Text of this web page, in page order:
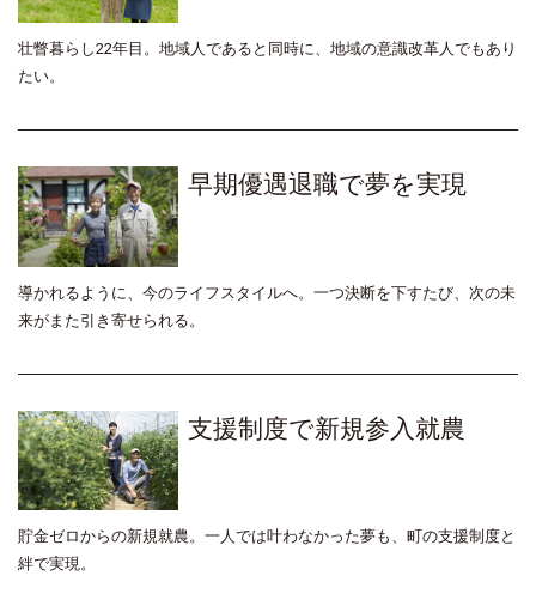
壮瞥暮らし22年目。地域人であると同時に、地域の意識改革人でもあり
たい。
早期優遇退職で夢を実現
導かれるように、今のライフスタイルへ。一つ決断を下すたび、次の未
来がまた引き寄せられる。
支援制度で新規参入就農
貯金ゼロからの新規就農。一人では叶わなかった夢も、町の支援制度と
絆で実現。